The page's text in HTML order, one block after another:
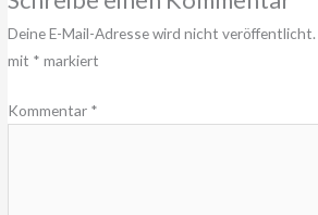
Deine E-Mail-Adresse wird nicht veröffentlicht.
mit * markiert
Kommentar *